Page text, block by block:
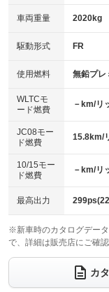
アイドリングストップ
：装備あり
USB入力端子
：装備あり
100V電源
：装備なし
センターデフロック
：装備なし
電動格納ミラー
：装備あり
キーレス
HID(キセノンライト)
：装備なし
バックカメラ
：装備あり
エアロ
：装備なし
：装備なし
パワーシート
ベンチシート
：装備なし
チップアップシート
：装備なし
：装備なし
ウォークスルー
：装備なし
電動リアゲート
車両重量 2020kg
駆動形式 FR
使用燃料 無鉛プレ
WLTCモ
ード燃費
－km/リ
JC08モー
ド燃費
15.8km/
10/15モー
ド燃費
－km/リ
最高出力
※新車時のカタログデー
で、詳細は販売店にご確認
カ